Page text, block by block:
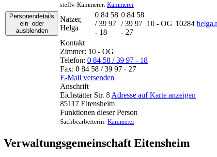
stellv. Kämmerer: Kämmerei
Personendetails
ein- oder
ausblenden
Natzer,
Helga
0 84 58
/ 39 97
- 18
0 84 58
/ 39 97
- 27
10 - OG 10284
Kontakt
Zimmer: 10 - OG
Telefon: 0 84 58 / 39 97 - 18
Fax: 0 84 58 / 39 97 - 27
E-Mail versenden
Anschrift
Eichstätter Str. 8 Adresse auf Karte anzeigen
85117 Eitensheim
Funktionen dieser Person
Sachbearbeiterin: Kämmerei
Verwaltungsgemeinschaft Eitensheim